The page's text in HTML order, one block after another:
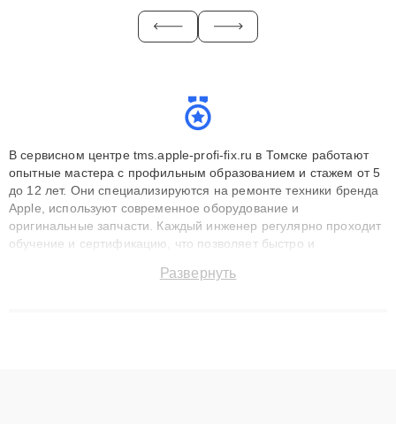
В сервисном центре tms.apple-profi-fix.ru в Томске работают
опытные мастера с профильным образованием и стажем от 5
до 12 лет. Они специализируются на ремонте техники бренда
Apple, используют современное оборудование и
оригинальные запчасти. Каждый инженер регулярно проходит
обучение и сертификацию, что позволяет быстро и
сохранением гарантии до 3 лет. Наши мастера решают
Развернуть